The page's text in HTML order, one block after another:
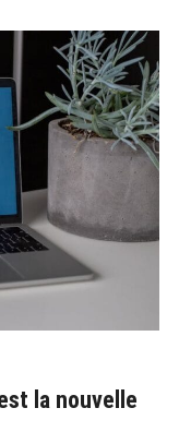
la nouvelle